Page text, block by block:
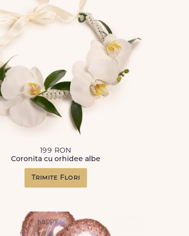
199 RON
Coronita cu orhidee albe
Trimite Flori